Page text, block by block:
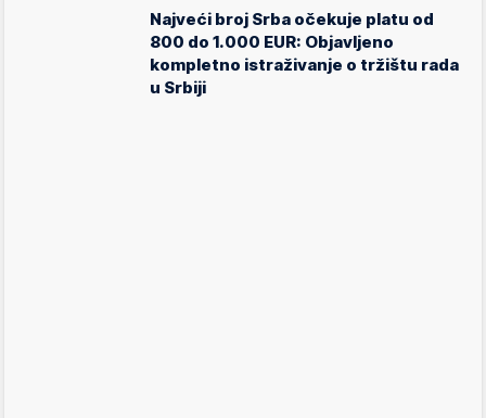
Najveći broj Srba očekuje platu od
800 do 1.000 EUR: Objavljeno
kompletno istraživanje o tržištu rada
u Srbiji